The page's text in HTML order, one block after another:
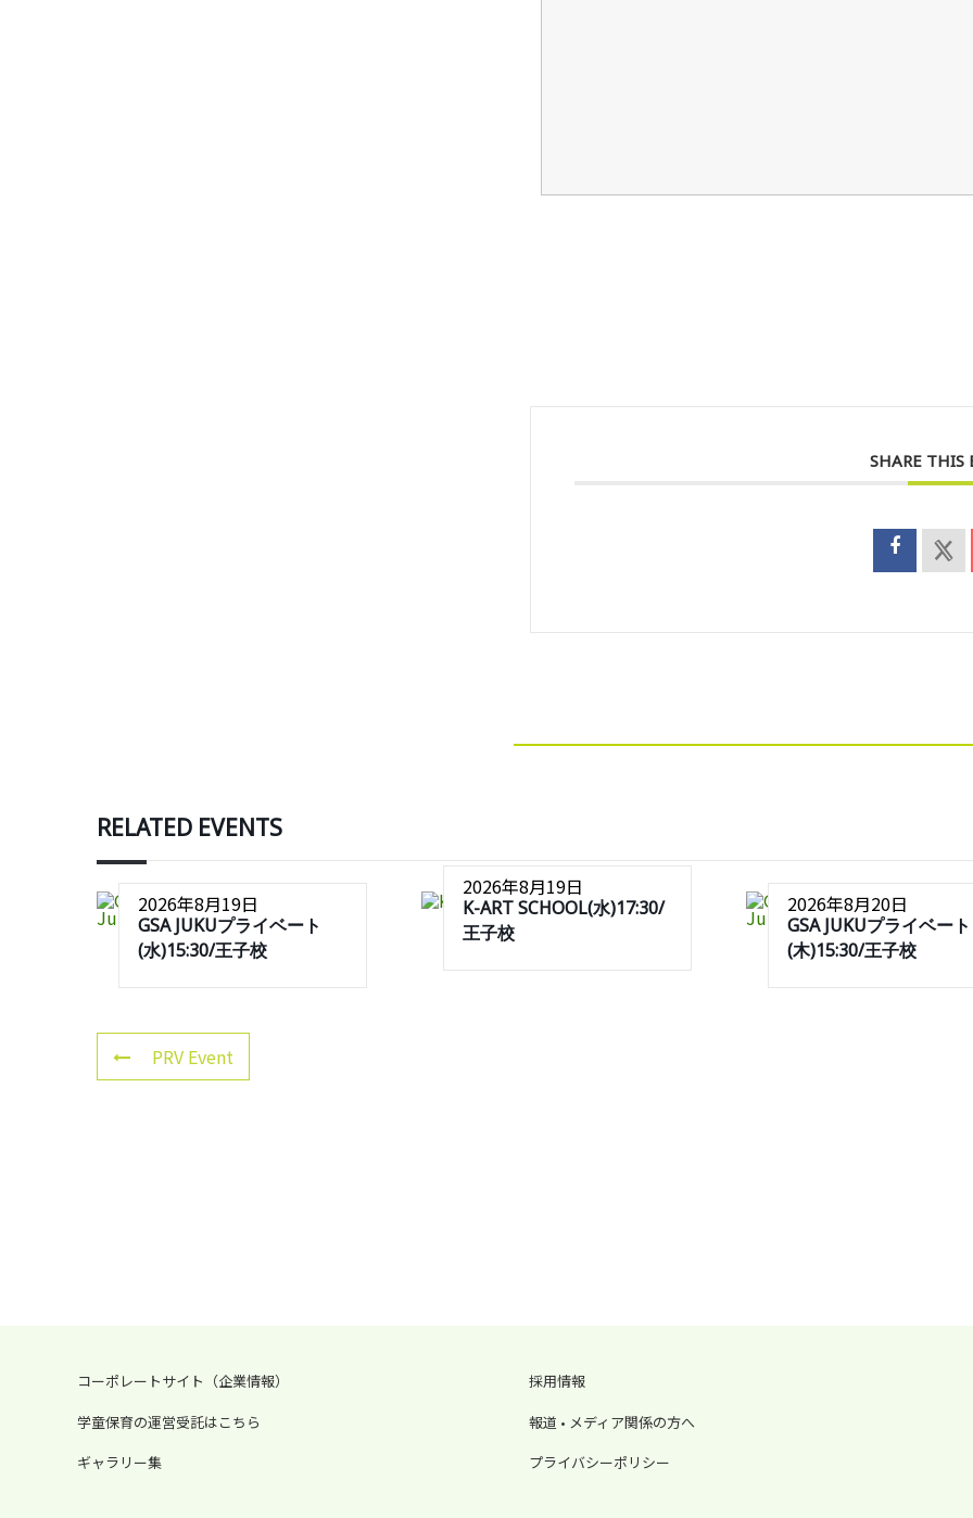
SHARE THIS
RELATED EVENTS
2026年8月19日
GSA JUKUプライベート
(水)15:30/王子校
2026年8月19日
K-ART SCHOOL(水)17:30/
王子校
2026年8月20日
GSA JUKUプライベート
(木)15:30/王子校
PRV Event
コーポレートサイト（企業情報）
学童保育の運営受託はこちら
ギャラリー集
採用情報
報道 • メディア関係の方へ
プライバシーポリシー